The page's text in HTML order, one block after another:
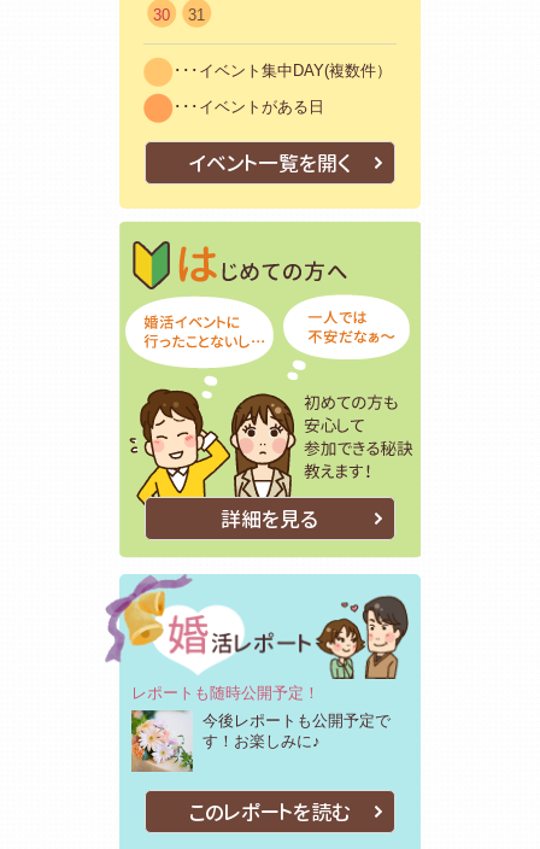
30 31
･･･イベント集中DAY(複数件）
･･･イベントがある日
イベント一覧を開く
はじめての方
詳細を見る
レポートも随時公開予定！
今後レポートも公開予定で
す！お楽しみに♪
このレポートを読む